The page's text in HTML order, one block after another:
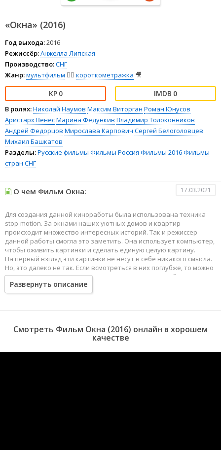
«Окна» (2016)
Год выхода:2016
Режиссёр:Анжелла Липская
Производство:СНГ
Жанр:мультфильм 🧚‍♀️ короткометражка 🎥
0 0
В ролях:Николай Наумов Максим Виторган Роман Юнусов
Аристарх ВенесМарина Федункив Владимир Толоконников
Андрей Федорцов Мирослава Карпович Сергей Белоголовцев
Михаил Башкатов
Разделы:Русские фильмы Фильмы Россия Фильмы 2016Фильмы
стран СНГ
О чем Фильм Окна: 17.03.2021
Для создания данной киноработы была использована техника
stop-motion. За окнами наших уютных домов и квартир
происходит множество интересных историй. Так и режиссер
данной работы смогла это заметить. Она использует компьютер,
чтобы оживить картинки и сделать единую целую картину.
На первый взгляд эти картинки не несут в себе никакого смысла.
Но, это далеко не так. Если всмотреться в них поглубже, то можно
увидеть вполне реальные жизненные ситуации с действиями
персонажей, которые чем-то похожи на нас. Кинолента снята в
стиле арт-хаус и представляет определенный интерес.
Развернуть описание
Смотреть Фильм Окна (2016) онлайн в хорошем
качестве